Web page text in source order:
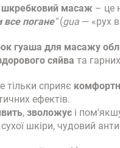
шкребковий масаж – це
все погане"(gua — «рух
гуаша для масажу
сяйва та
тільки сприяє
ефектів.
, зволожує і
шкіри, чудовий